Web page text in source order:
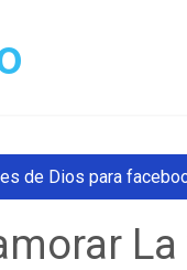
de Dios para